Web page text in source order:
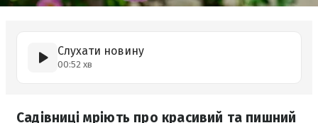
Слухати новину
00:52 хв
Садівниці мріють про красивий та пишний